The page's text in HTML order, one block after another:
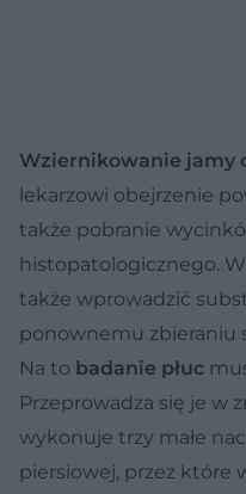
Wziernikowanie jamy
lekarzowi obejrzenie
także pobranie
histopatologicznego.
także wprowadzić
ponownemu zbieraniu
Na to badanie płuc
Przeprowadza się je w
wykonuje trzy małe
piersiowej, przez które